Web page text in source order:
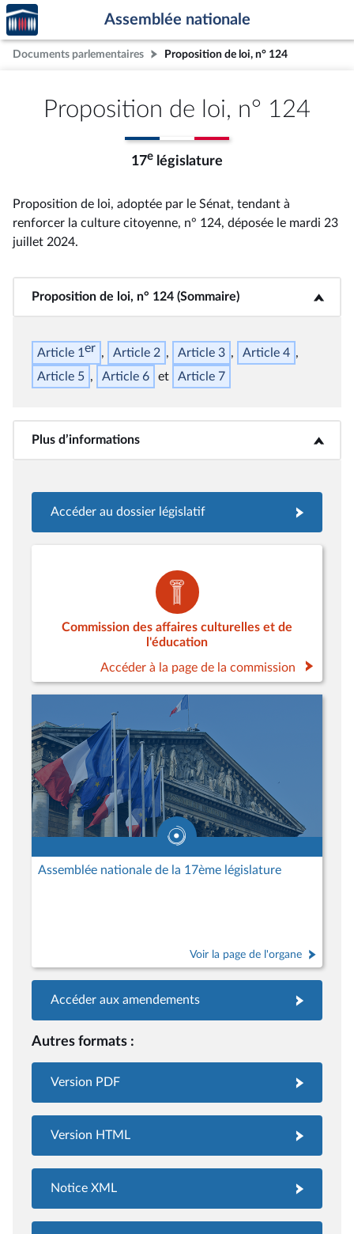
Aller au contenu
Aller en bas de la page
Accèder
à la
page
d'accueil
Assemblée nationale
Documents parlementaires Proposition de loi, n° 124
Proposition de loi, n° 124
17e législature
Proposition de loi, adoptée par le Sénat, tendant à
renforcer la culture citoyenne, n° 124, déposée le mardi 23
juillet 2024.
Proposition de loi, n° 124 (Sommaire)
<b>Proposition de loi, n° 124 (Sommaire)</b>
Article 1er Article 2 Article 3
Article 4
Article 5
Article 6 Article 7
Plus d’informations<b>Plus d’informations</b>
Accéder au dossier législatif
Commission des affaires culturelles et de
l'éducation
Accéder à la page de la commission
Assemblée nationale de la 17ème législature
Voir la page de l'organe
Accéder aux amendements
Autres formats :
Version PDF
Version HTML
Notice XML